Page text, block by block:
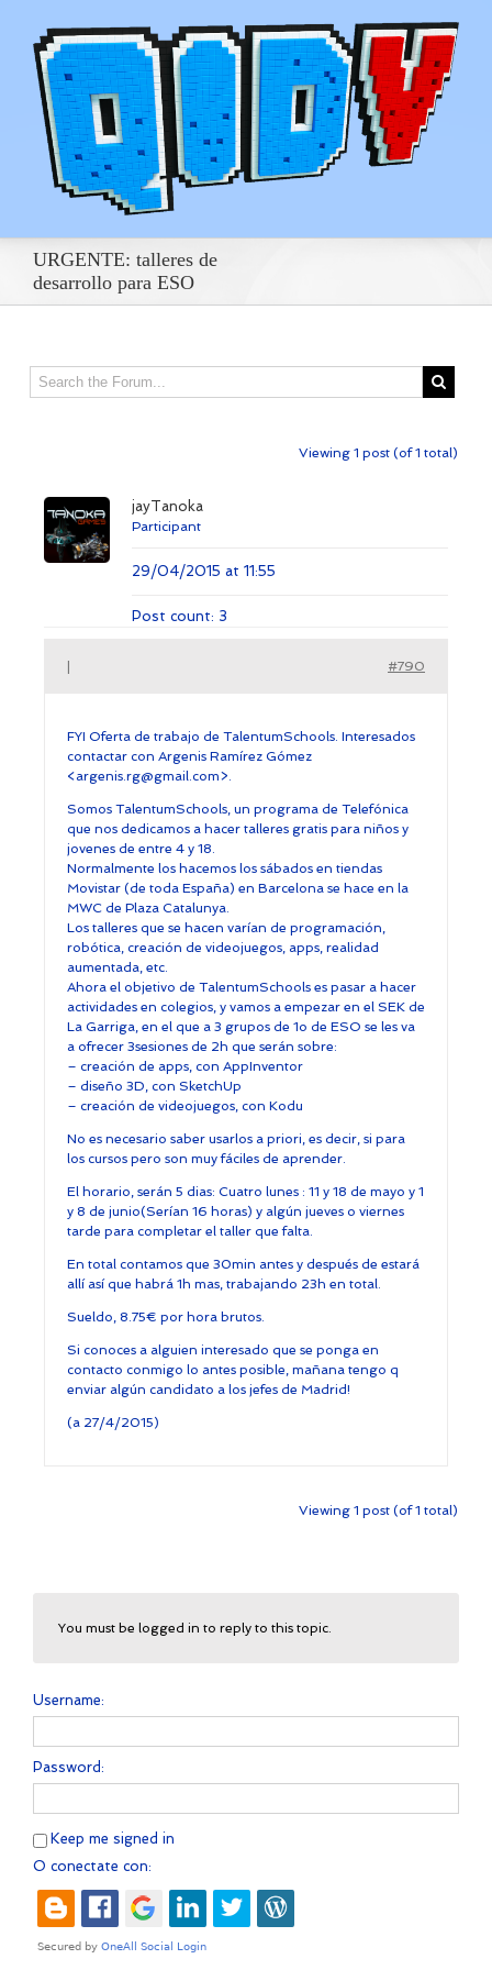
URGENTE: talleres de
desarrollo para ESO
Viewing 1 post (of 1 total)
jayTanoka
Participant
29/04/2015 at 11:55
Post count: 3
#790
FYI Oferta de trabajo de TalentumSchools. Interesados
contactar con Argenis Ramírez Gómez
<argenis.rg@gmail.com>.
Somos TalentumSchools, un programa de Telefónica
que nos dedicamos a hacer talleres gratis para niños y
jovenes de entre 4 y 18.
Normalmente los hacemos los sábados en tiendas
Movistar (de toda España) en Barcelona se hace en la
MWC de Plaza Catalunya.
Los talleres que se hacen varían de programación,
robótica, creación de videojuegos, apps, realidad
aumentada, etc.
Ahora el objetivo de TalentumSchools es pasar a hacer
actividades en colegios, y vamos a empezar en el SEK de
La Garriga, en el que a 3 grupos de 1o de ESO se les va
a ofrecer 3sesiones de 2h que serán sobre:
– creación de apps, con AppInventor
– diseño 3D, con SketchUp
– creación de videojuegos, con Kodu
No es necesario saber usarlos a priori, es decir, si para
los cursos pero son muy fáciles de aprender.
El horario, serán 5 dias: Cuatro lunes : 11 y 18 de mayo y 1
y 8 de junio(Serían 16 horas) y algún jueves o viernes
tarde para completar el taller que falta.
En total contamos que 30min antes y después de estará
allí así que habrá 1h mas, trabajando 23h en total.
Sueldo, 8.75€ por hora brutos.
Si conoces a alguien interesado que se ponga en
contacto conmigo lo antes posible, mañana tengo q
enviar algún candidato a los jefes de Madrid!
(a 27/4/2015)
Viewing 1 post (of 1 total)
You must be logged in to reply to this topic.
Username:
Password:
Keep me signed in
O conectate con: